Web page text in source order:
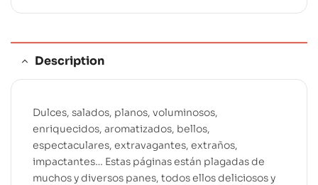
Description
Dulces, salados, planos, voluminosos,
enriquecidos, aromatizados, bellos,
espectaculares, extravagantes, extraños,
impactantes… Estas páginas están plagadas de
muchos y diversos panes, todos ellos deliciosos y